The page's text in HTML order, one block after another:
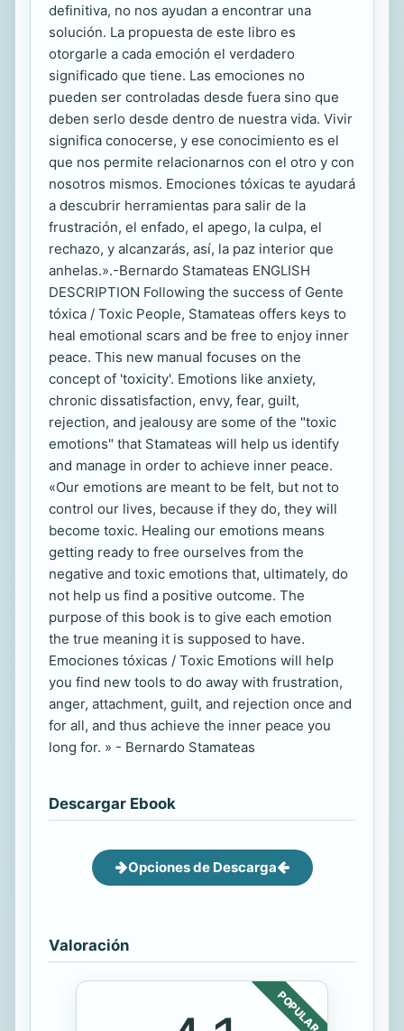
definitiva, no nos ayudan a encontrar una
solución. La propuesta de este libro es
otorgarle a cada emoción el verdadero
significado que tiene. Las emociones no
pueden ser controladas desde fuera sino que
deben serlo desde dentro de nuestra vida. Vivir
significa conocerse, y ese conocimiento es el
que nos permite relacionarnos con el otro y con
nosotros mismos. Emociones tóxicas te ayudará
a descubrir herramientas para salir de la
frustración, el enfado, el apego, la culpa, el
rechazo, y alcanzarás, así, la paz interior que
anhelas.».-Bernardo Stamateas ENGLISH
DESCRIPTION Following the success of Gente
tóxica / Toxic People, Stamateas offers keys to
heal emotional scars and be free to enjoy inner
peace. This new manual focuses on the
concept of 'toxicity'. Emotions like anxiety,
chronic dissatisfaction, envy, fear, guilt,
rejection, and jealousy are some of the "toxic
emotions" that Stamateas will help us identify
and manage in order to achieve inner peace.
«Our emotions are meant to be felt, but not to
control our lives, because if they do, they will
become toxic. Healing our emotions means
getting ready to free ourselves from the
negative and toxic emotions that, ultimately, do
not help us find a positive outcome. The
purpose of this book is to give each emotion
the true meaning it is supposed to have.
Emociones tóxicas / Toxic Emotions will help
you find new tools to do away with frustration,
anger, attachment, guilt, and rejection once and
for all, and thus achieve the inner peace you
long for. » - Bernardo Stamateas
Descargar Ebook
Opciones de Descarga
Valoración
POPULAR